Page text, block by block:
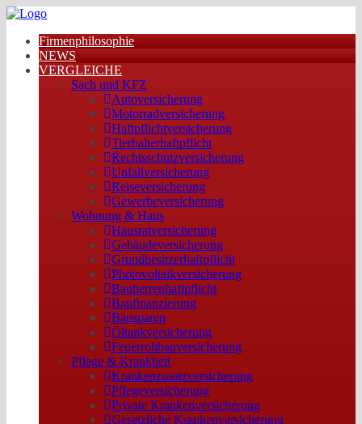
Firmenphilosophie
NEWS
VERGLEICHE
Sach und KFZ
Autoversicherung
Motorradversicherung
Haftpflichtversicherung
Tierhalterhaftpflicht
Rechtsschutzversicherung
Unfallversicherung
Reiseversicherung
Gewerbeversicherung
Wohnung & Haus
Hausratversicherung
Gebäudeversicherung
Grundbesitzerhaftpflicht
Photovoltaikversicherung
Bauherrenhaftpflicht
Baufinanzierung
Bausparen
Öltankversicherung
Feuerrohbauversicherung
Pflege & Krankheit
Krankenzusatzversicherung
Pflegeversicherung
Private Krankenversicherung
Gesetzliche Krankenversicherung